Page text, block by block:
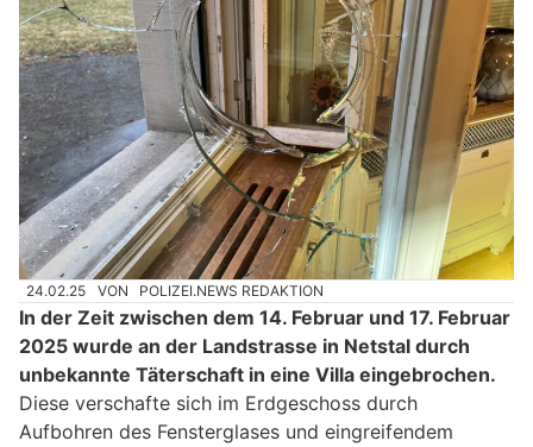
24.02.25 VON POLIZEI.NEWS REDAKTION
In der Zeit zwischen dem 14. Februar und 17. Februar
2025 wurde an der Landstrasse in Netstal durch
unbekannte Täterschaft in eine Villa eingebrochen.
Diese verschafte sich im Erdgeschoss durch
Aufbohren des Fensterglases und eingreifendem